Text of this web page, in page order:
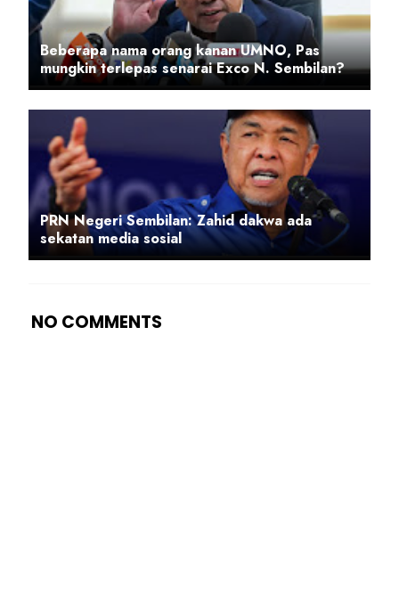
Beberapa nama orang kanan UMNO, Pas
mungkin terlepas senarai Exco N. Sembilan?
PRN Negeri Sembilan: Zahid dakwa ada
sekatan media sosial
NO COMMENTS